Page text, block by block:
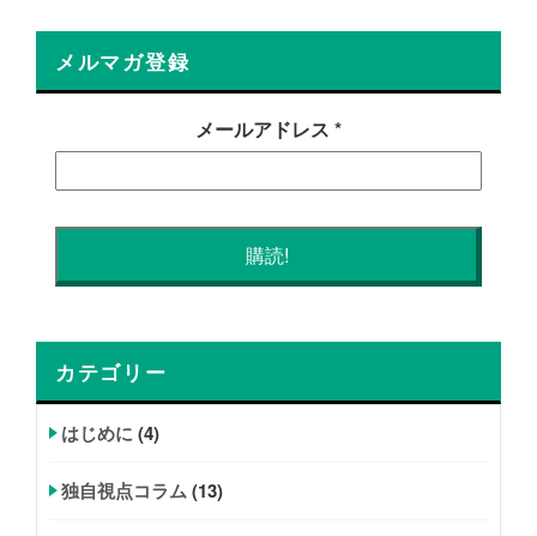
メルマガ登録
メールアドレス *
カテゴリー
はじめに(4)
独自視点コラム(13)